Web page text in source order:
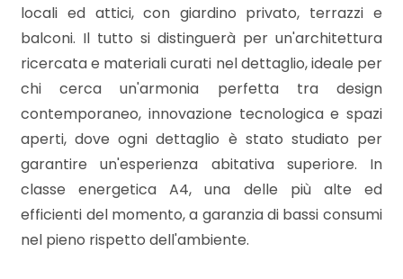
locali ed attici, con giardino privato, terrazzi e
balconi. Il tutto si distinguerà per un'architettura
ricercata e materiali curati nel dettaglio, ideale per
chi cerca un'armonia perfetta tra design
contemporaneo, innovazione tecnologica e spazi
aperti, dove ogni dettaglio è stato studiato per
garantire un'esperienza abitativa superiore. In
classe energetica A4, una delle più alte ed
efficienti del momento, a garanzia di bassi consumi
nel pieno rispetto dell'ambiente.
Locali
minimi
Qualsiasi